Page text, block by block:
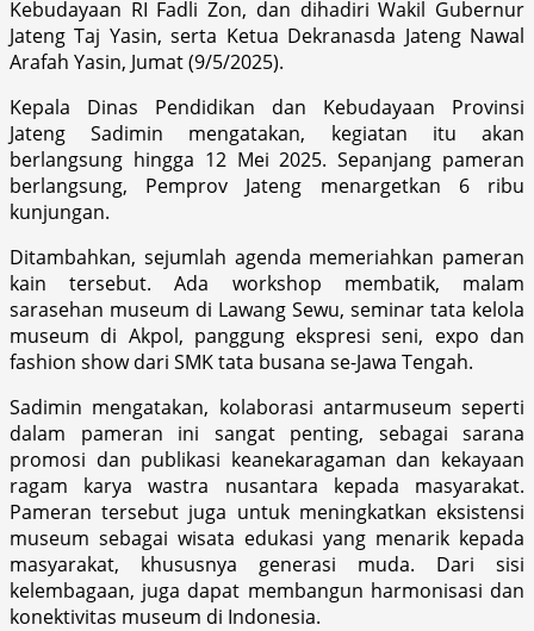
Kebudayaan RI Fadli Zon, dan dihadiri Wakil Gubernur
Jateng Taj Yasin, serta Ketua Dekranasda Jateng Nawal
Arafah Yasin, Jumat (9/5/2025).
Kepala Dinas Pendidikan dan Kebudayaan Provinsi
Jateng Sadimin mengatakan, kegiatan itu akan
berlangsung hingga 12 Mei 2025. Sepanjang pameran
berlangsung, Pemprov Jateng menargetkan 6 ribu
kunjungan.
Ditambahkan, sejumlah agenda memeriahkan pameran
kain tersebut. Ada workshop membatik, malam
sarasehan museum di Lawang Sewu, seminar tata kelola
museum di Akpol, panggung ekspresi seni, expo dan
fashion show dari SMK tata busana se-Jawa Tengah.
Sadimin mengatakan, kolaborasi antarmuseum seperti
dalam pameran ini sangat penting, sebagai sarana
promosi dan publikasi keanekaragaman dan kekayaan
ragam karya wastra nusantara kepada masyarakat.
Pameran tersebut juga untuk meningkatkan eksistensi
museum sebagai wisata edukasi yang menarik kepada
masyarakat, khususnya generasi muda. Dari sisi
kelembagaan, juga dapat membangun harmonisasi dan
konektivitas museum di Indonesia.